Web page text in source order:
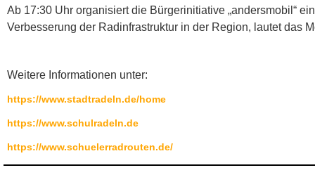
Ab 17:30 Uhr organisiert die Bürgerinitiative „andersmobil“
Verbesserung der Radinfrastruktur in der Region, lautet das
Weitere Informationen unter:
https://www.stadtradeln.de/home
https://www.schulradeln.de
https://www.schuelerradrouten.de/